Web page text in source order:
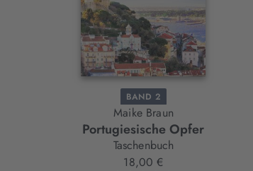
BAND 2
Maike Braun
Portugiesische Opfer
Taschenbuch
18,00 €